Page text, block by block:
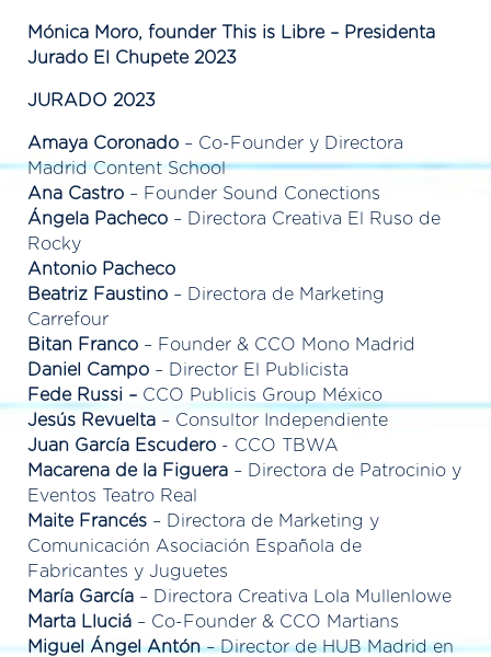
Mónica Moro, founder This is Libre – Presidenta
Jurado El Chupete 2023
JURADO 2023
Amaya Coronado – Co-Founder y Directora
Madrid Content School
Ana Castro – Founder Sound Conections
Ángela Pacheco – Directora Creativa El Ruso de
Rocky
Antonio Pacheco
Beatriz Faustino – Directora de Marketing
Carrefour
Bitan Franco – Founder & CCO Mono Madrid
Daniel Campo – Director El Publicista
Fede Russi – CCO Publicis Group México
Jesús Revuelta – Consultor Independiente
Juan García Escudero - CCO TBWA
Macarena de la Figuera – Directora de Patrocinio y
Eventos Teatro Real
Maite Francés – Directora de Marketing y
Comunicación Asociación Española de
Fabricantes y Juguetes
María García – Directora Creativa Lola Mullenlowe
Marta Lluciá – Co-Founder & CCO Martians
Miguel Ángel Antón– Director de HUB Madrid en